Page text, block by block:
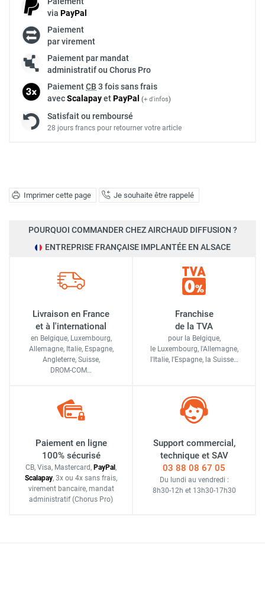
Imprimer cette page Je souhaite être rappelé
via PayPal
Paiement
par virement
Paiement par mandat
administratif ou Chorus Pro
PaiementCB 3 fois sans frais
avecScalapayetPayPal (+ d'infos)
Satisfait ou remboursé
28 jours francs pour retourner votre article
POURQUOI COMMANDER CHEZ AIRCHAUD DIFFUSION ?
ENTREPRISE FRANÇAISE IMPLANTÉE EN ALSACE
Livraison en France
et à l'international
en Belgique, Luxembourg,
Allemagne, Italie, Espagne,
Angleterre, Suisse,
DROM-COM…
Franchise
de la TVA
pour la Belgique,
le Luxembourg, l'Allemagne,
l'Italie, l'Espagne, la Suisse…
Paiement en ligne
100% sécurisé
CB, Visa, Mastercard, PayPal ,
Scalapay, 3x ou 4x sans frais,
virement bancaire, mandat
administratif (Chorus Pro)
Support commercial,
technique et SAV
03 88 08 67 05
Du lundi au vendredi :
8h30-12h et 13h30-17h30